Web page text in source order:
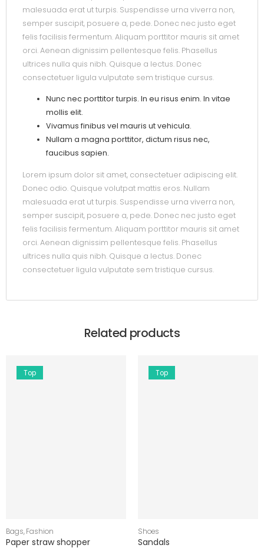
malesuada erat ut turpis. Suspendisse urna viverra non,
semper suscipit, posuere a, pede. Donec nec justo eget
felis facilisis fermentum. Aliquam porttitor mauris sit amet
orci. Aenean dignissim pellentesque felis. Phasellus
ultrices nulla quis nibh. Quisque a lectus. Donec
consectetuer ligula vulputate sem tristique cursus.
Nunc nec porttitor turpis. In eu risus enim. In vitae
mollis elit.
Vivamus finibus vel mauris ut vehicula.
Nullam a magna porttitor, dictum risus nec,
faucibus sapien.
Lorem ipsum dolor sit amet, consectetuer adipiscing elit.
Donec odio. Quisque volutpat mattis eros. Nullam
malesuada erat ut turpis. Suspendisse urna viverra non,
semper suscipit, posuere a, pede. Donec nec justo eget
felis facilisis fermentum. Aliquam porttitor mauris sit amet
orci. Aenean dignissim pellentesque felis. Phasellus
ultrices nulla quis nibh. Quisque a lectus. Donec
consectetuer ligula vulputate sem tristique cursus.
Related products
Top
Bags,Fashion
Paper straw shopper
Top
Shoes
Sandals